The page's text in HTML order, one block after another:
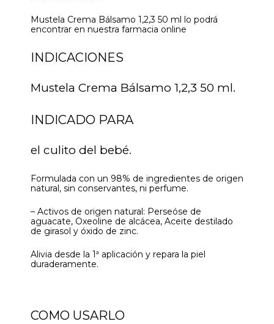
Mustela Crema Bálsamo 1,2,3 50 ml lo podrá
encontrar en nuestra farmacia online
INDICACIONES
Mustela Crema Bálsamo 1,2,3 50 ml.
INDICADO PARA
el culito del bebé.
Formulada con un 98% de ingredientes de origen
natural, sin conservantes, ni perfume.
– Activos de origen natural: Perseóse de
aguacate, Oxeoline de alcácea, Aceite destilado
de girasol y óxido de zinc.
Alivia desde la 1ª aplicación y repara la piel
duraderamente.
COMO USARLO